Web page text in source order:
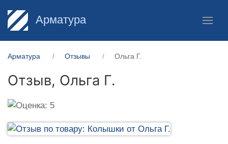
Арматура
Арматура Отзывы Ольга Г.
Отзыв, Ольга Г.